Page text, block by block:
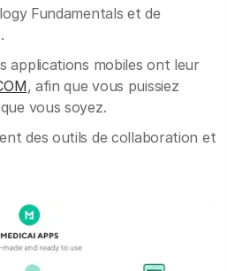
Fundamentals et de
applications mobiles ont leur
, afin que vous puissiez
vous soyez.
des outils de collaboration et